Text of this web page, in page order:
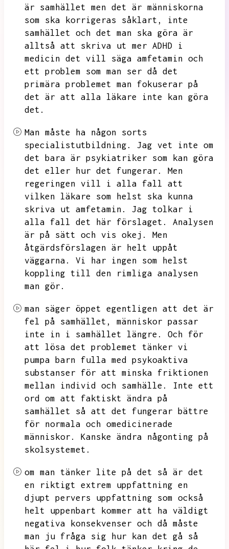
är samhället men det är människorna
som ska korrigeras såklart,
inte
samhället och det man ska göra är
alltså att skriva ut mer ADHD i
medicin det vill säga amfetamin och
ett problem som man ser då det
primära problemet man fokuserar på
det är att alla läkare
inte kan göra
det.
Man måste ha någon sorts
specialistutbildning.
Jag vet inte om
det bara är psykiatriker som kan göra
det eller hur det fungerar.
Men
regeringen vill i alla fall att
vilken läkare som helst ska kunna
skriva ut amfetamin.
Jag tolkar i
alla fall det här förslaget.
Analysen
är på sätt och vis okej.
Men
åtgärdsförslagen är helt uppåt
väggarna.
Vi har ingen som helst
koppling till den rimliga analysen
man gör.
man säger öppet egentligen att det är
fel på samhället,
människor passar
inte in i samhället längre.
Och för
att lösa det problemet tänker vi
pumpa barn fulla med psykoaktiva
substanser för att minska friktionen
mellan individ och samhälle.
Inte ett
ord om att faktiskt ändra på
samhället så att det fungerar bättre
för normala och omedicinerade
människor.
Kanske ändra någonting på
skolsystemet.
om man tänker lite på det så är det
en riktigt extrem uppfattning en
djupt pervers uppfattning som också
helt uppenbart kommer att ha väldigt
negativa konsekvenser och då måste
man ju fråga sig hur kan det gå så